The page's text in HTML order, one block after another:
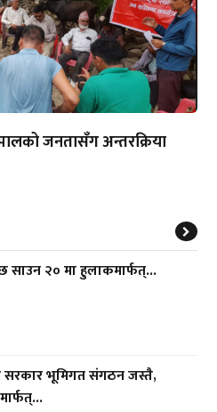
जनतासँग अन्तरक्रिया
साउन २० मा हुलाकमार्फत्...
सरकार भूमिगत संगठन जस्तै,